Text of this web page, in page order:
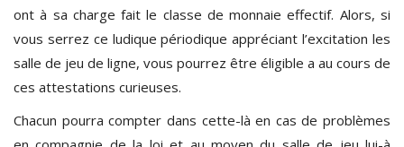
ont à sa charge fait le classe de monnaie effectif. Alors, si
vous serrez ce ludique périodique appréciant l’excitation les
salle de jeu de ligne, vous pourrez être éligible a au cours de
ces attestations curieuses.
Chacun pourra compter dans cette-là en cas de problèmes